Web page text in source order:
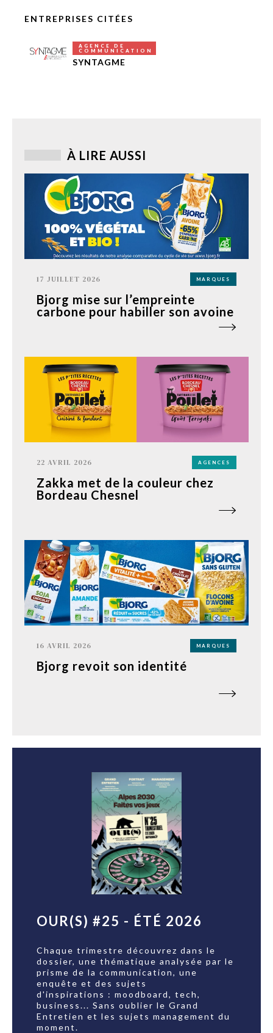
ENTREPRISES CITÉES
AGENCE DE
COMMUNICATION
SYNTAGME
À LIRE AUSSI
17 JUILLET 2026 MARQUES
Bjorg mise sur l’empreinte
carbone pour habiller son avoine
22 AVRIL 2026 AGENCES
Zakka met de la couleur chez
Bordeau Chesnel
16 AVRIL 2026 MARQUES
Bjorg revoit son identité
OUR(S) #25 - ÉTÉ 2026
Chaque trimestre découvrez dans le
dossier, une thématique analysée par le
prisme de la communication, une
enquête et des sujets
d'inspirations : moodboard, tech,
business... Sans oublier le Grand
Entretien et les sujets management du
moment.